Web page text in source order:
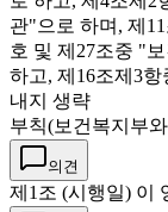
관"으로 하며, 제
호 및 제27조중 "
하고, 제16조제3
내지 생략
부칙(보건복지부
의견
제1조 (시행일) 이